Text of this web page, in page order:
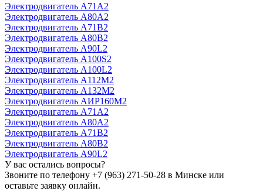
Электродвигатель А71А2
Электродвигатель А80А2
Электродвигатель А71В2
Электродвигатель А80В2
Электродвигатель А90L2
Электродвигатель А100S2
Электродвигатель А100L2
Электродвигатель А112М2
Электродвигатель А132М2
Электродвигатель АИР160М2
Электродвигатель А71А2
Электродвигатель А80А2
Электродвигатель А71В2
Электродвигатель А80В2
Электродвигатель А90L2
У вас остались вопросы?
Звоните по телефону +7 (963) 271-50-28 в Минске или
оставьте заявку онлайн.